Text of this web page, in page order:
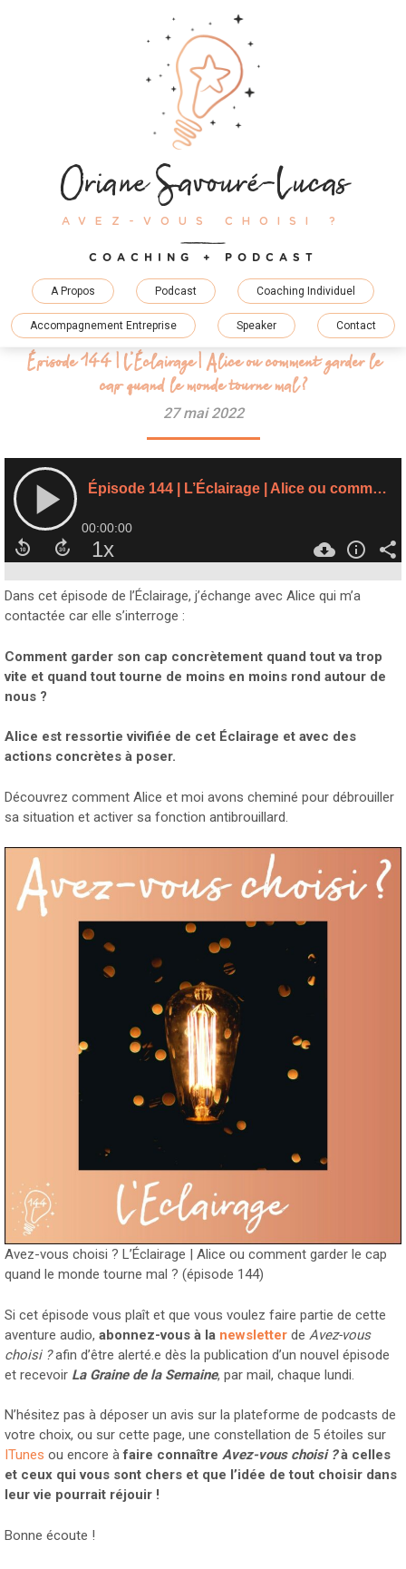
Oriane Savouré-Lucas
AVEZ-VOUS CHOISI ?
COACHING + PODCAST
A Propos Podcast Coaching Individuel
Accompagnement Entreprise Speaker Contact
Épisode 144 | L’Éclairage | Alice ou comment garder le
cap quand le monde tourne mal ?
27 mai 2022
Dans cet épisode de l’Éclairage, j’échange avec Alice qui m’a
contactée car elle s’interroge :
Comment garder son cap concrètement quand tout va trop
vite et quand tout tourne de moins en moins rond autour de
nous ?
Alice est ressortie vivifiée de cet Éclairage et avec des
actions concrètes à poser.
Découvrez comment Alice et moi avons cheminé pour débrouiller
sa situation et activer sa fonction antibrouillard.
Avez-vous choisi ? L’Éclairage | Alice ou comment garder le cap
quand le monde tourne mal ? (épisode 144)
Si cet épisode vous plaît et que vous voulez faire partie de cette
aventure audio, abonnez-vous à la newsletter de Avez-vous
choisi ?afin d’être alerté.e dès la publication d’un nouvel épisode
et recevoir La Graine de la Semaine, par mail, chaque lundi.
N’hésitez pas à déposer un avis sur la plateforme de podcasts de
votre choix, ou sur cette page, une constellation de 5 étoiles sur
ITunes ou encore àfaire connaître Avez-vous choisi ?à celles
et ceux qui vous sont chers et que l’idée de tout choisir dans
leur vie pourrait réjouir !
Bonne écoute !